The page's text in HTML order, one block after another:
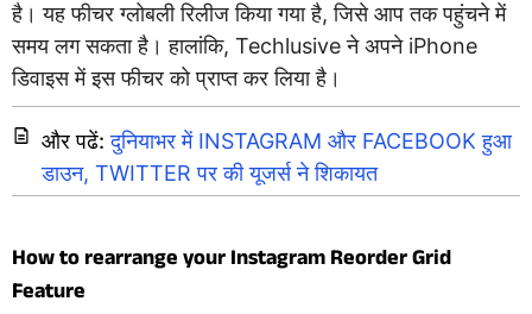
है। यह फीचर ग्लोबली रिलीज किया गया है, जिसे आप तक पहुंचने में
समय लग सकता है। हालांकि, Techlusive ने अपने iPhone
डिवाइस में इस फीचर को प्राप्त कर लिया है।
और पढें:दुनियाभर में INSTAGRAM और FACEBOOK हुआ
डाउन, TWITTER पर की यूजर्स ने शिकायत
How to rearrange your Instagram Reorder Grid
Feature